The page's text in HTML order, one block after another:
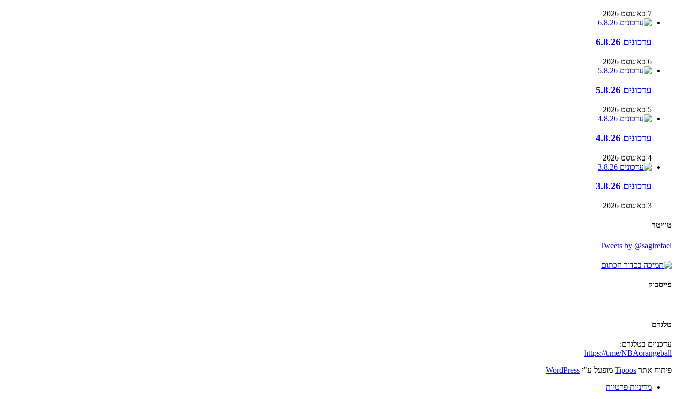
7 באוגוסט 2026
עדכונים 6.8.26
6 באוגוסט 2026
עדכונים 5.8.26
5 באוגוסט 2026
עדכונים 4.8.26
4 באוגוסט 2026
עדכונים 3.8.26
3 באוגוסט 2026
טוויטר
Tweets by @sagirefael
פייסבוק
טלגרם
עדכנוים בטלגרם:
https://t.me/NBAorangeball
פיתוח אתר Tipoos מופעל ע"י WordPress
מדיניות פרטיות